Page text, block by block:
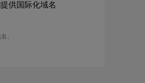
供国际化域名
。